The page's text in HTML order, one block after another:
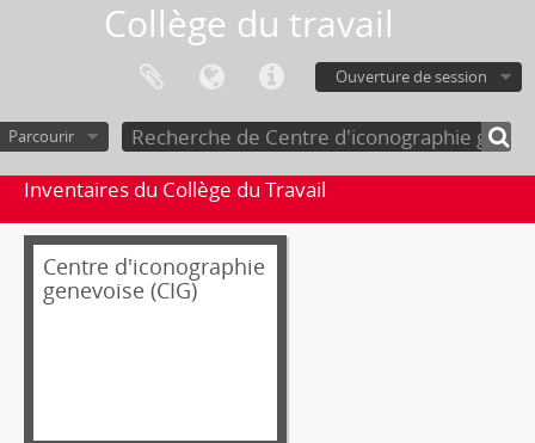
Collège du travail
Ouverture de session
Parcourir
Inventaires du Collège du Travail
Centre d'iconographie
genevoise (CIG)